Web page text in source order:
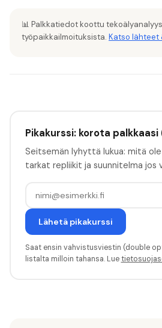
📊 Palkkatiedot koottu
työpaikkailmoituksista. Katso lähteet
Pikakurssi: korota palkkaasi
Seitsemän lyhyttä lukua: mitä
tarkat repliikit ja suunnitelma jos
Lähetä pikakurssi
Saat ensin vahvistusviestin (double
listalta milloin tahansa. Lue